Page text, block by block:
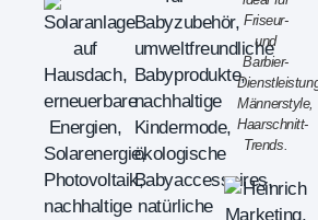
Friseur-
und
Barbier-
Männerstyle,
Haarschnitt-
Trends.